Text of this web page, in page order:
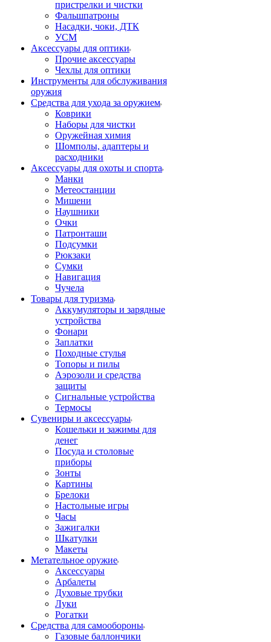
пристрелки и чистки
Фальшпатроны
Насадки, чоки, ДТК
УСМ
Аксессуары для оптики
Прочие аксессуары
Чехлы для оптики
Инструменты для обслуживания
оружия
Средства для ухода за оружием
Коврики
Наборы для чистки
Оружейная химия
Шомполы, адаптеры и
расходники
Аксессуары для охоты и спорта
Манки
Метеостанции
Мишени
Наушники
Очки
Патронташи
Подсумки
Рюкзаки
Сумки
Навигация
Чучела
Товары для туризма
Аккумуляторы и зарядные
устройства
Фонари
Заплатки
Походные стулья
Топоры и пилы
Аэрозоли и средства
защиты
Сигнальные устройства
Термосы
Сувениры и аксессуары
Кошельки и зажимы для
денег
Посуда и столовые
приборы
Зонты
Картины
Брелоки
Настольные игры
Часы
Зажигалки
Шкатулки
Макеты
Метательное оружие
Аксессуары
Арбалеты
Духовые трубки
Луки
Рогатки
Средства для самообороны
Газовые баллончики